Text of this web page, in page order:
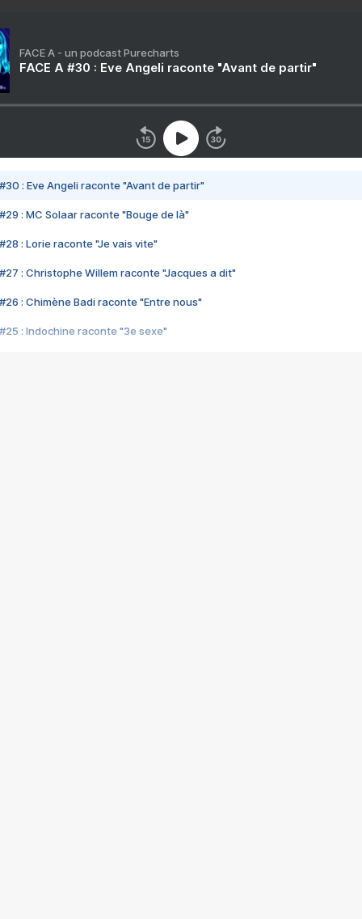
FACE A - un podcast Purecharts
FACE A #30 : Eve Angeli raconte "Avant de partir"
#30 : Eve Angeli raconte "Avant de partir"
#29 : MC Solaar raconte "Bouge de là"
#28 : Lorie raconte "Je vais vite"
#27 : Christophe Willem raconte "Jacques a dit"
#26 : Chimène Badi raconte "Entre nous"
#25 : Indochine raconte "3e sexe"